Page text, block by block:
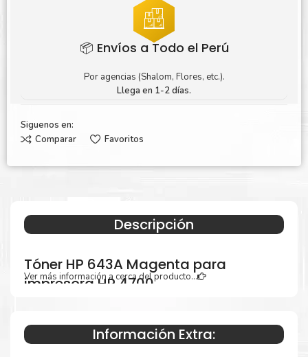
📦 Envíos a Todo el Perú
Por agencias (Shalom, Flores, etc.).
Llega en 1-2 días.
Siguenos en:
Comparar
Favoritos
Descripción
Tóner HP 643A Magenta para
impresora HP 4700
Especificaciones Técnicas
Ver más información a cerca del producto...
Información Extra: